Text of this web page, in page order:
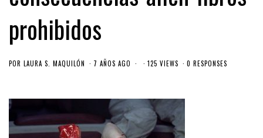
prohibidos
POR LAURA S. MAQUILÓN 7 AÑOS AGO 125 VIEWS 0 RESPONSES